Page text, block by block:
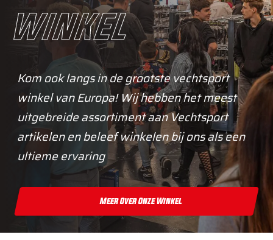
winkel
Kom ook langs in de grootste vechtsport
winkel van Europa! Wij hebben het meest
uitgebreide assortiment aan Vechtsport
artikelen en beleef winkelen bij ons als een
ultieme ervaring
Meer Over Onze Winkel